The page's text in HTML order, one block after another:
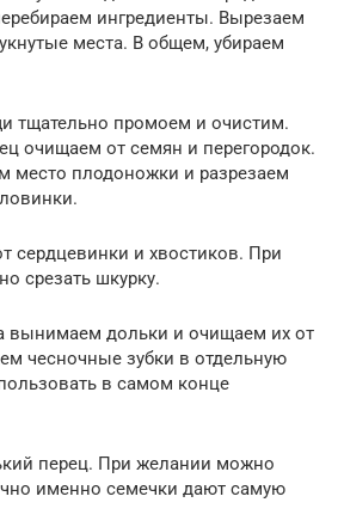
ингредиенты. Вырезаем
места. В общем, убираем
тщательно промоем и очистим.
очищаем от семян и перегородок.
место плодоножки и разрезаем
сердцевинки и хвостиков. При
срезать шкурку.
вынимаем дольки и очищаем их от
чесночные зубки в отдельную
в самом конце
перец. При желании можно
именно семечки дают самую